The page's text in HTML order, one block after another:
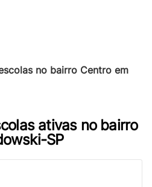
no bairro Centro em
ativas no bairro
SP